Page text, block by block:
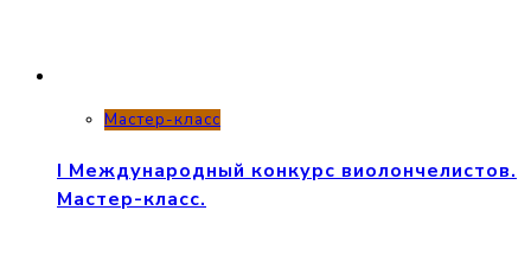
Мастер-класс
I Международный конкурс виолончелистов.
Мастер-класс.